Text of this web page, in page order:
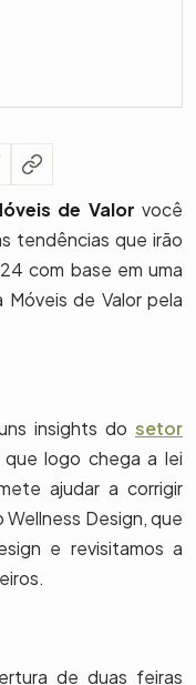
de Valor você
tendências que irão
com base em uma
de Valor pela
insights do setor
logo chega a lei
ajudar a corrigir
Design, que
e revisitamos a
de duas feiras